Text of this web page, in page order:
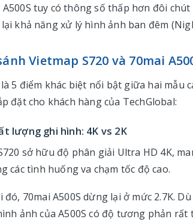
A500S tuy có thông số thấp hơn đôi
khả năng xử lý hình ảnh ban đêm
Vietmap S720 và 70mai
5 điểm khác biệt nổi bật giữa hai
đặt cho khách hàng của TechGlobal:
lượng ghi hình: 4K vs 2K
sở hữu độ phân giải Ultra HD 4K,
các tình huống va chạm tốc độ cao.
đó, 70mai A500S dừng lại ở mức 2.7K.
ảnh của A500S có độ tương phản